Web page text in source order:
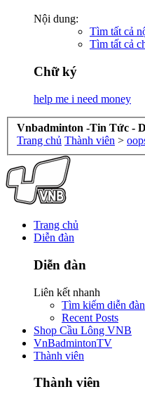
Nội dung:
Tìm tất cả
Tìm tất cả
Chữ ký
help me i need money
Vnbadminton -Tin Tức -
Trang chủ Thành viên >
Trang chủ
Diễn đàn
Diễn đàn
Liên kết nhanh
Tìm kiếm diễn đàn
Recent Posts
Shop Cầu Lông VNB
VnBadmintonTV
Thành viên
Thành viên